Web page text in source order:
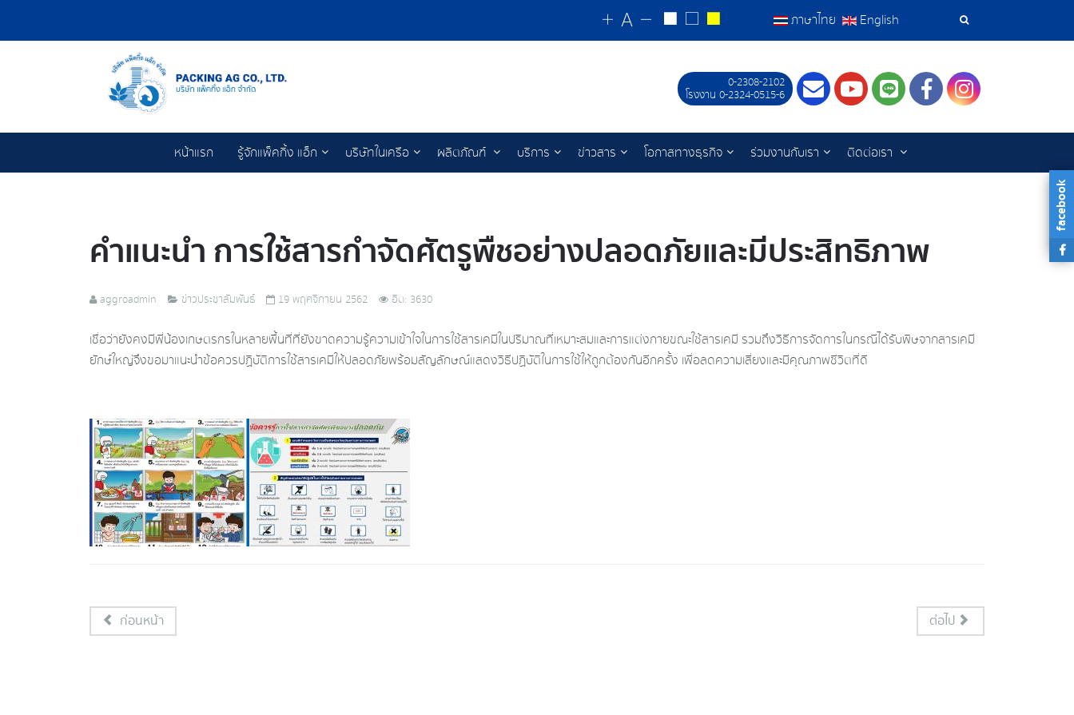
เครื่อง
ค้นหา
ภาษาไทย English
0-2308-2102
โรงงาน 0-2324-0515-6
ContactYoutube
LINEFacebookInstagram
หน้าแรก รู้จักแพ็คกิ้ง แอ็ก บริษัทในเครือ ผลิตภัณฑ์ บริการ ข่าวสาร โอกาสทางธุรกิจ ร่วมงานกับเรา ติดต่อเรา
คำแนะนำ การใช้สารกำจัดศัตรูพืชอย่างปลอดภัยและมีประสิทธิภาพ
aggroadmin ข่าวประชาสัมพันธ์ 19 พฤศจิกายน 2562 ฮิต: 3630
เชื่อว่ายังคงมีพี่น้องเกษตรกรในหลายพื้นที่ที่ยังขาดความรู้ความเข้าใจในการใช้สารเคมีในปริมาณที่เหมาะสมและการแต่งกายขณะใช้สารเคมี รวมถึงวิธีการจัดการในกรณีได้รับพิษจากสารเคมี
ยักษ์ใหญ่จึงขอมาแนะนำข้อควรปฏิบัติการใช้สารเคมีให้ปลอดภัยพร้อมสัญลักษณ์แสดงวิธีปฏิบัติในการใช้ให้ถูกต้องกันอีกครั้ง เพื่อลดความเสี่ยงและมีคุณภาพชีวิตที่ดี
ก่อนหน้า ต่อไป
facebook